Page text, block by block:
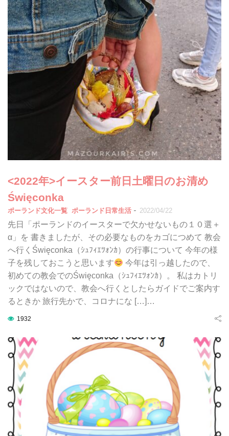
<2022年>イースター前日土曜日のお清め
Święconka
ポーランド文化一覧 ポーランド日常生活 - 2022/04/22
先日「ポーランドのイースターで欠かせないもの１０選＋
α」を 書きましたが、その必要なものをカゴにつめて 教会
へ行くŚwięconka（ｼｭﾌｨｴﾂｫﾝｶ）の行事について 今年の様
子を残しておこうと思います
今年は引っ越したので、
初めての教会でのŚwięconka（ｼｭﾌｨｴﾂｫﾝｶ）。 私はカトリ
ックではないので、教会へ行くとしたらガイドでご案内す
るときか 旅行先かで、コロナにな […]…
1932